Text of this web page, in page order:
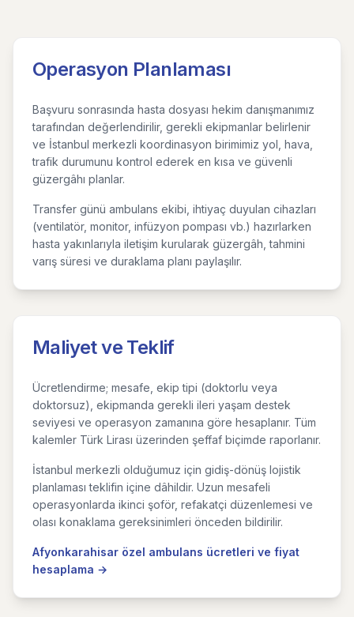
Operasyon Planlaması
Başvuru sonrasında hasta dosyası hekim danışmanımız
tarafından değerlendirilir, gerekli ekipmanlar belirlenir
ve İstanbul merkezli koordinasyon birimimiz yol, hava,
trafik durumunu kontrol ederek en kısa ve güvenli
güzergâhı planlar.
Transfer günü ambulans ekibi, ihtiyaç duyulan cihazları
(ventilatör, monitor, infüzyon pompası vb.) hazırlarken
hasta yakınlarıyla iletişim kurularak güzergâh, tahmini
varış süresi ve duraklama planı paylaşılır.
Maliyet ve Teklif
Ücretlendirme; mesafe, ekip tipi (doktorlu veya
doktorsuz), ekipmanda gerekli ileri yaşam destek
seviyesi ve operasyon zamanına göre hesaplanır. Tüm
kalemler Türk Lirası üzerinden şeffaf biçimde raporlanır.
İstanbul merkezli olduğumuz için gidiş-dönüş lojistik
planlaması teklifin içine dâhildir. Uzun mesafeli
operasyonlarda ikinci şoför, refakatçi düzenlemesi ve
olası konaklama gereksinimleri önceden bildirilir.
Afyonkarahisar özel ambulans ücretleri ve fiyat
hesaplama →